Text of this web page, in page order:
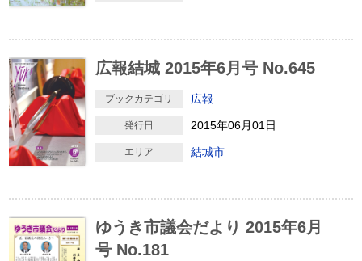
広報結城 2015年6月号 No.645
ブックカテゴリ 広報
発行日 2015年06月01日
エリア 結城市
ゆうき市議会だより 2015年6月
号 No.181